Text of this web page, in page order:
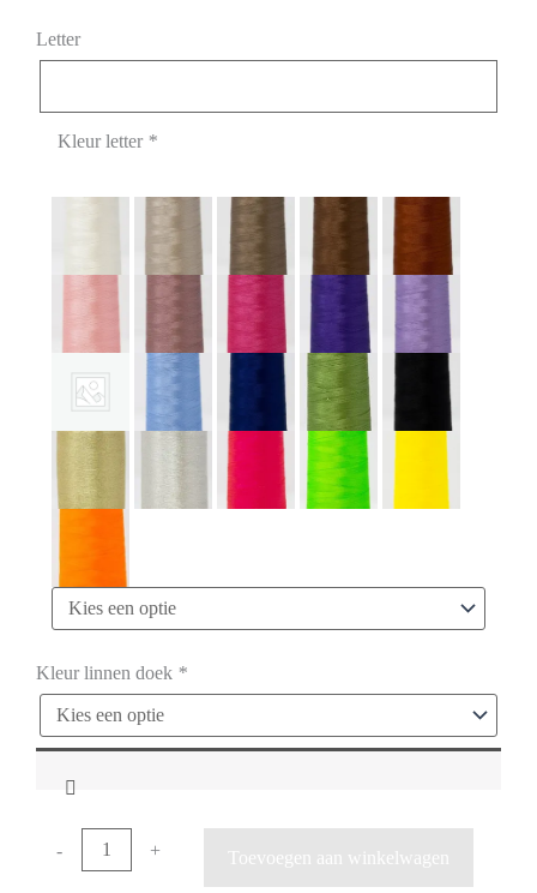
Letter
Kleur letter *
Kleur linnen doek *
- + Toevoegen aan winkelwagen